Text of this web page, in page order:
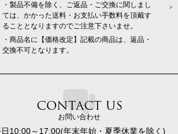
・製品不備を除く、ご返品・ご交換に関しまし
ては、かかった送料・お支払い手数料を頂戴す
ることとなりますのでご注意下さいませ。
・商品名に【価格改定】記載の商品は、返品・
交換不可となります。
CONTACT US
お問い合わせ
10:00～17:00(年末年始・夏季休業を除く)